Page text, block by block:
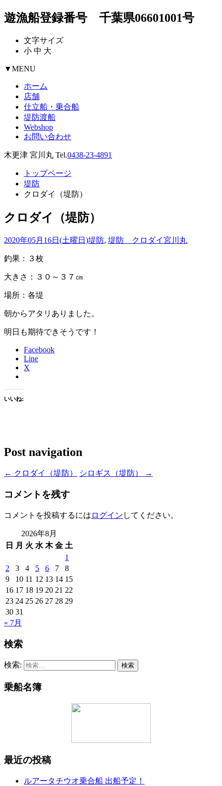
遊漁船登録番号 千葉県06601001号
文字サイズ
小 中 大
▼MENU
ホーム
店舗
仕立船・乗合船
堤防渡船
Webshop
お問い合わせ
木更津 宮川丸 Tel.0438-23-4891
トップページ
堤防
クロダイ（堤防）
クロダイ（堤防）
2020年05月16日(土曜日)堤防, 堤防 クロダイ宮川丸
釣果：３枚
大きさ：３０～３７㎝
場所：各堤
朝からアタリありました。
明日も期待できそうです！
Facebook
Line
X
いいね:
Post navigation
← クロダイ（堤防） シロギス（堤防） →
コメントを残す
コメントを投稿するには ログイン してください。
2026年8月
日
月 火 水 木 金 土
1
2
3 4 5 6 7
8
9
10 11 12 13 14 15
16 17 18 19 20 21 22
23 24 25 26 27 28 29
30 31
« 7月
検索
検索:
乗船名簿
最近の投稿
ルアータチウオ乗合船 出船予定！